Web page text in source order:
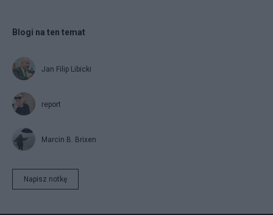
Blogi na ten temat
Jan Filip Libicki
report
Marcin B. Brixen
Napisz notkę